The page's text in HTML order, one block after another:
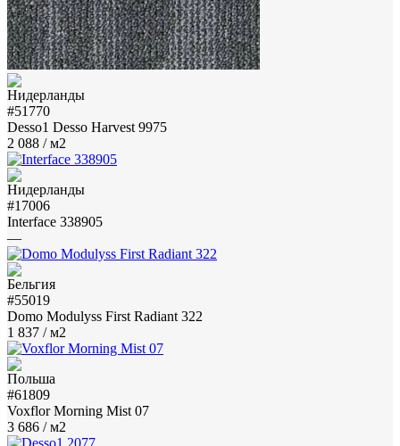
#51770
Desso1 Desso Harvest 9975
2 088 / м2
#17006
Interface 338905
—
#55019
Domo Modulyss First Radiant 322
1 837 / м2
#61809
Voxflor Morning Mist 07
3 686 / м2